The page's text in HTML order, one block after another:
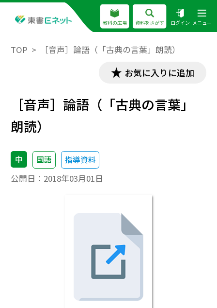
教科の広場 資料をさがす ログイン メニュー
TOP ［音声］論語（「古典の言葉」朗読）
お気に入りに追加
［音声］論語（「古典の言葉」
朗読）
中 国語 指導資料
公開日： 2018年03月01日